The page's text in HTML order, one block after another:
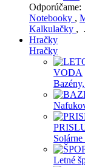
Odporúčame:
Notebooky ,
Kalkulačky ,
Hračky
Hračky
VODA
Bazény,
Letné